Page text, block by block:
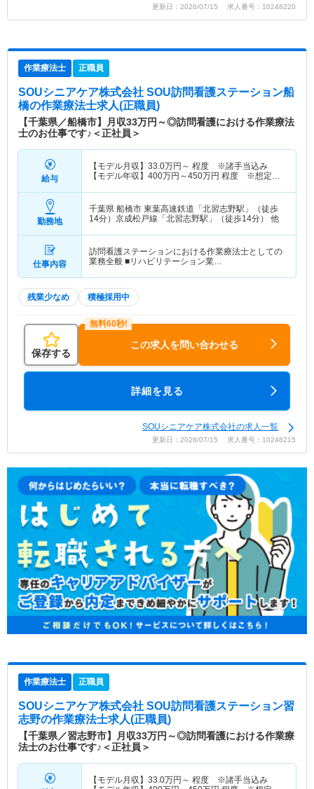
更新日：2026/07/15 求人番号：10248220
作業療法士 正職員
SOUシニアケア株式会社 SOU訪問看護ステーション船
橋の作業療法士求人(正職員)
【千葉県／船橋市】月収33万円～◎訪問看護における作業療法
士のお仕事です♪＜正社員＞
給与
【モデル月収】 33.0万円～ 程度 ※諸手当込み
【モデル年収】 400万円～450万円 程度 ※想定年
勤務地
千葉県 船橋市 東葉高速鉄道「北習志野駅」（徒歩
14分）京成松戸線「北習志野駅」（徒歩14分） 他
仕事内容
訪問看護ステーションにおける作業療法士としての
業務全般 ■リハビリテーション業…
残業少なめ 積極採用中
保存する
この求人を問い合わせる
詳細を見る
SOUシニアケア株式会社の求人一覧
更新日：2026/07/15 求人番号：10248215
作業療法士 正職員
SOUシニアケア株式会社 SOU訪問看護ステーション習
志野の作業療法士求人(正職員)
【千葉県／習志野市】月収33万円～◎訪問看護における作業療
法士のお仕事です♪＜正社員＞
【モデル月収】 33.0万円～ 程度 ※諸手当込み